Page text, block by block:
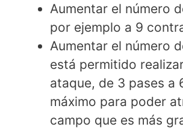
Aumentar el número
por ejemplo a 9
Aumentar el número
está permitido
ataque, de 3 pases a
máximo para poder
campo que es más